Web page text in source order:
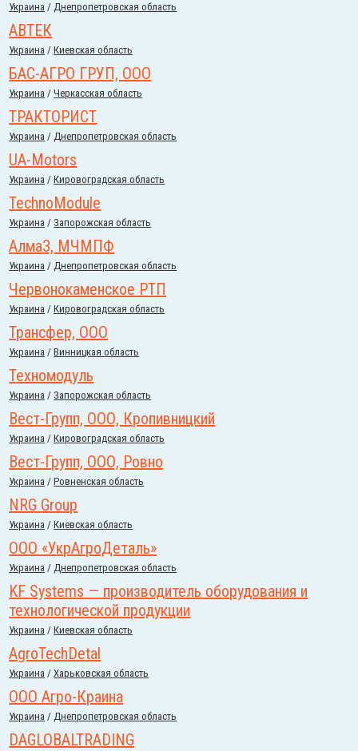
Украина /Днепропетровская область
АВТЕК
Украина /Киевская область
БАС-АГРО ГРУП, ООО
Украина /Черкасская область
ТРАКТОРИСТ
Украина /Днепропетровская область
UA-Motors
Украина /Кировоградская область
TechnoModule
Украина / Запорожская область
АлмаЗ, МЧМПФ
Украина /Днепропетровская область
Червонокаменское РТП
Украина /Кировоградская область
Трансфер, ООО
Украина /Винницкая область
Техномодуль
Украина / Запорожская область
Вест-Групп, ООО, Кропивницкий
Украина /Кировоградская область
Вест-Групп, ООО, Ровно
Украина /Ровненская область
NRG Group
Украина /Киевская область
ООО «УкрАгроДеталь»
Украина /Днепропетровская область
KF Systems — производитель оборудования и
технологической продукции
Украина /Киевская область
AgroTechDetal
Украина /Харьковская область
ООО Агро-Краина
Украина /Днепропетровская область
DAGLOBALTRADING